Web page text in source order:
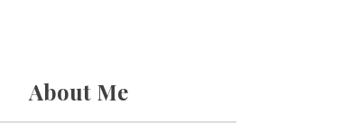
About Me